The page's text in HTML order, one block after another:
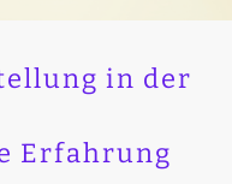
in der
Erfahrung